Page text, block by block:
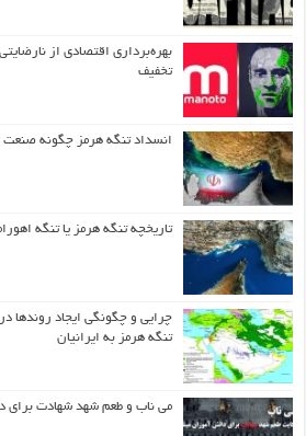
بهره‌برداری اقتصادی از
تخفیف
انسداد تنگه هرمز چگونه صنعت
تاریخچه تنگه هرمز یا تنگه
چرایی و چگونگی ایجاد روندها
تنگه هرمز به ایرانیان
می ناب و طعم شهد شهادت برای